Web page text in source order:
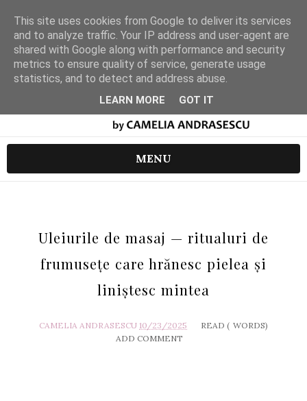
MENU
Uleiurile de masaj — ritualuri de
frumusețe care hrănesc pielea și
liniștesc mintea
CAMELIA ANDRASESCU 10/23/2025 READ ( WORDS)
ADD COMMENT
This site uses cookies from Google to deliver its services
and to analyze traffic. Your IP address and user-agent are
shared with Google along with performance and security
metrics to ensure quality of service, generate usage
statistics, and to detect and address abuse.
LEARN MORE GOT IT